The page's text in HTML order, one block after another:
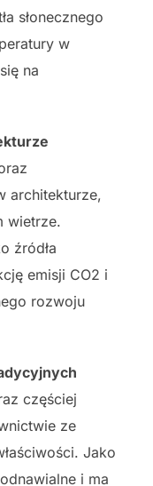
słonecznego
w
na
architekturze,
wietrze.
źródła
emisji CO2 i
rozwoju
częściej
ze
Jako
i ma